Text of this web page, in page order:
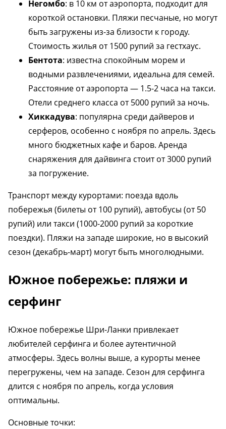
Негомбо: в 10 км от аэропорта, подходит для
короткой остановки. Пляжи песчаные, но могут
быть загружены из-за близости к городу.
Стоимость жилья от 1500 рупий за гестхаус.
Бентота: известна спокойным морем и
водными развлечениями, идеальна для семей.
Расстояние от аэропорта — 1.5-2 часа на такси.
Отели среднего класса от 5000 рупий за ночь.
Хиккадува: популярна среди дайверов и
серферов, особенно с ноября по апрель. Здесь
много бюджетных кафе и баров. Аренда
снаряжения для дайвинга стоит от 3000 рупий
за погружение.
Транспорт между курортами: поезда вдоль
побережья (билеты от 100 рупий), автобусы (от 50
рупий) или такси (1000-2000 рупий за короткие
поездки). Пляжи на западе широкие, но в высокий
сезон (декабрь-март) могут быть многолюдными.
Южное побережье: пляжи и
серфинг
Южное побережье Шри-Ланки привлекает
любителей серфинга и более аутентичной
атмосферы. Здесь волны выше, а курорты менее
перегружены, чем на западе. Сезон для серфинга
длится с ноября по апрель, когда условия
оптимальны.
Основные точки: